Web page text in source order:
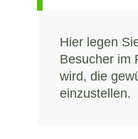
Hier legen
Besucher im
wird, die
einzustellen.